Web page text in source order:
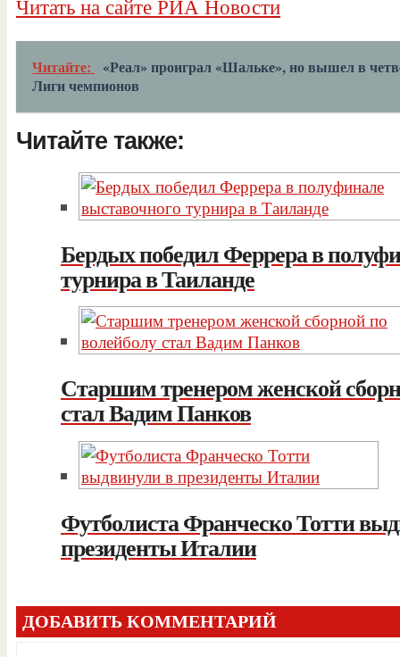
Читать на сайте РИА Новости
Читайте:
«Реал» проиграл «Шальке», но вышел в
Лиги чемпионов
Читайте также:
Бердых победил Феррера в
турнира в Таиланде
Старшим тренером женской
стал Вадим Панков
Футболиста Франческо Тотти
президенты Италии
ДОБАВИТЬ КОММЕНТАРИЙ